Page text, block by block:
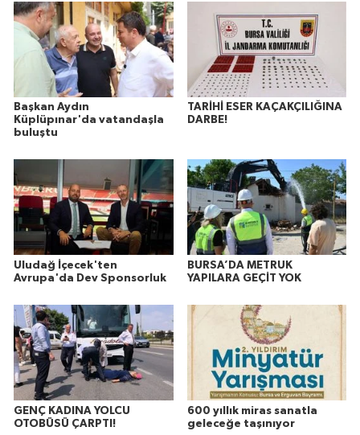
Başkan Aydın
Küplüpınar'da vatandaşla
buluştu
TARİHİ ESER KAÇAKÇILIĞINA
DARBE!
Uludağ İçecek'ten
Avrupa'da Dev Sponsorluk
BURSA’DA METRUK
YAPILARA GEÇİT YOK
GENÇ KADINA YOLCU
OTOBÜSÜ ÇARPTI!
600 yıllık miras sanatla
geleceğe taşınıyor